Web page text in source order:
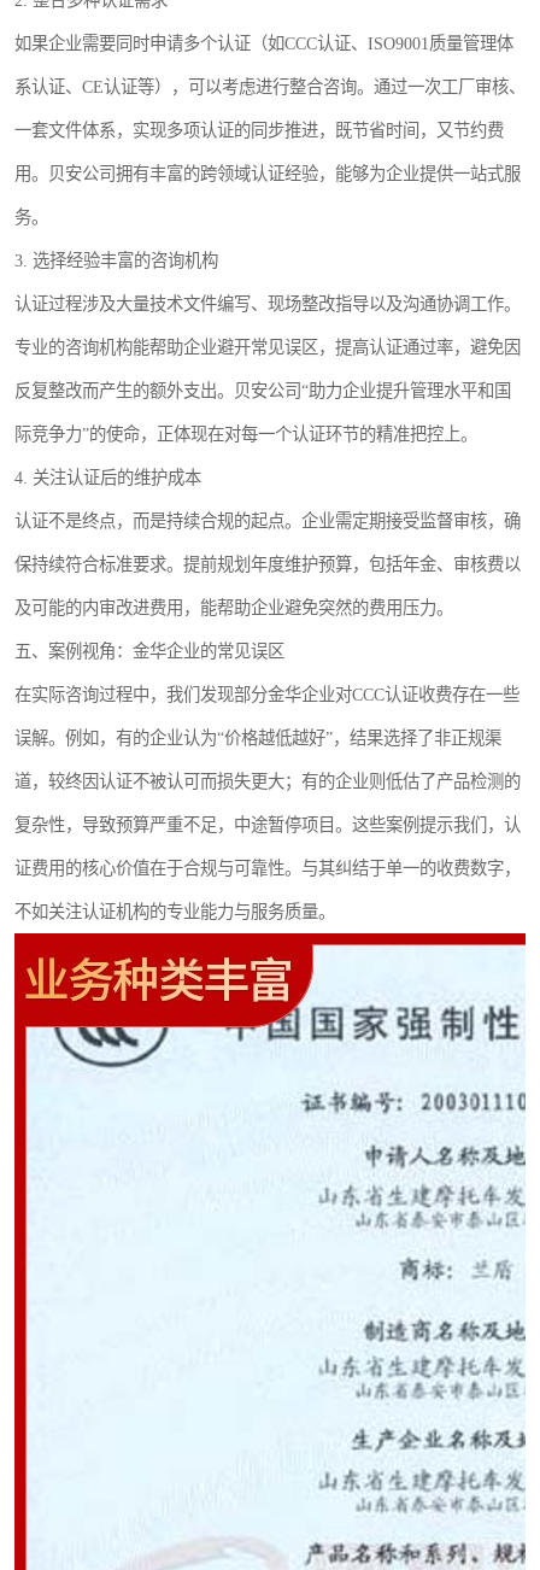
如果企业需要同时申请多个认证（如CCC认证、ISO9001质量管理体
系认证、CE认证等），可以考虑进行整合咨询。通过一次工厂审核、
一套文件体系，实现多项认证的同步推进，既节省时间，又节约费
用。贝安公司拥有丰富的跨领域认证经验，能够为企业提供一站式服
务。
3. 选择经验丰富的咨询机构
认证过程涉及大量技术文件编写、现场整改指导以及沟通协调工作。
专业的咨询机构能帮助企业避开常见误区，提高认证通过率，避免因
反复整改而产生的额外支出。贝安公司“助力企业提升管理水平和国
际竞争力”的使命，正体现在对每一个认证环节的精准把控上。
4. 关注认证后的维护成本
认证不是终点，而是持续合规的起点。企业需定期接受监督审核，确
保持续符合标准要求。提前规划年度维护预算，包括年金、审核费以
及可能的内审改进费用，能帮助企业避免突然的费用压力。
五、案例视角：金华企业的常见误区
在实际咨询过程中，我们发现部分金华企业对CCC认证收费存在一些
误解。例如，有的企业认为“价格越低越好”，结果选择了非正规渠
道，较终因认证不被认可而损失更大；有的企业则低估了产品检测的
复杂性，导致预算严重不足，中途暂停项目。这些案例提示我们，认
证费用的核心价值在于合规与可靠性。与其纠结于单一的收费数字，
不如关注认证机构的专业能力与服务质量。